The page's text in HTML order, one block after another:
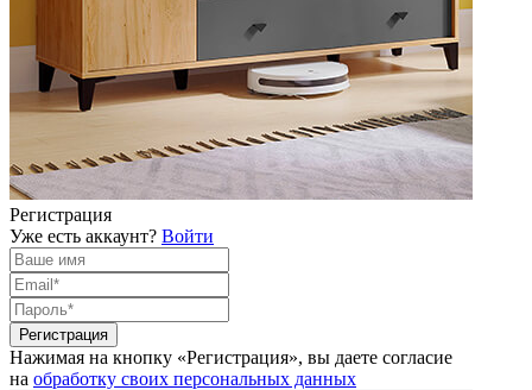
Регистрация
Уже есть аккаунт? Войти
Нажимая на кнопку «Регистрация», вы даете согласие
на обработку своих персональных данных